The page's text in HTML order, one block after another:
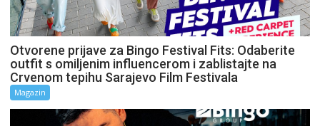
Otvorene prijave za Bingo Festival Fits: Odaberite
outfit s omiljenim influencerom i zablistajte na
Crvenom tepihu Sarajevo Film Festivala
Magazin